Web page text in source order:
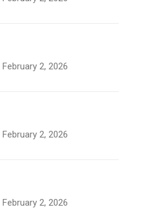
February 2, 2026
February 2, 2026
February 2, 2026